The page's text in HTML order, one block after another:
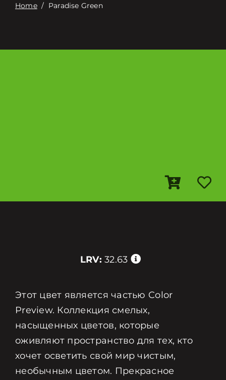
Home/ Paradise Green
LRV: 32.63
Этот цвет является частью Color
Preview. Коллекция смелых,
насыщенных цветов, которые
оживляют пространство для тех, кто
хочет осветить свой мир чистым,
необычным цветом. Прекрасное